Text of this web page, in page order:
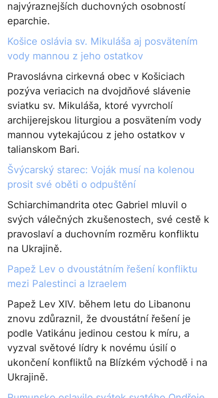
najvýraznejších duchovných osobností
eparchie.
Košice oslávia sv. Mikuláša aj posvätením
vody mannou z jeho ostatkov
Pravoslávna cirkevná obec v Košiciach
pozýva veriacich na dvojdňové slávenie
sviatku sv. Mikuláša, ktoré vyvrcholí
archijerejskou liturgiou a posvätením vody
mannou vytekajúcou z jeho ostatkov v
talianskom Bari.
Švýcarský starec: Voják musí na kolenou
prosit své oběti o odpuštění
Schiarchimandrita otec Gabriel mluvil o
svých válečných zkušenostech, své cestě k
pravoslaví a duchovním rozměru konfliktu
na Ukrajině.
Papež Lev o dvoustátním řešení konfliktu
mezi Palestinci a Izraelem
Papež Lev XIV. během letu do Libanonu
znovu zdůraznil, že dvoustátní řešení je
podle Vatikánu jedinou cestou k míru, a
vyzval světové lídry k novému úsilí o
ukončení konfliktů na Blízkém východě i na
Ukrajině.